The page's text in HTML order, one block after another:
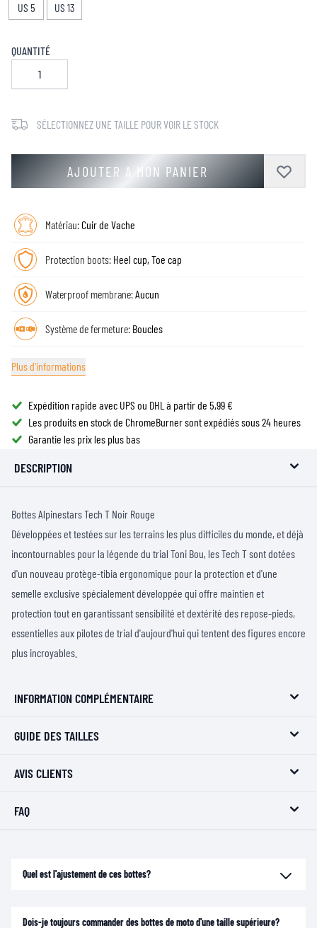
US 5
US 13
QUANTITÉ
SÉLECTIONNEZ UNE TAILLE POUR VOIR LE STOCK
AJOUTER A MON PANIER
Matériau:Cuir de Vache
Protection boots: Heel cup, Toe cap
Waterproof membrane:Aucun
Système de fermeture: Boucles
Plus d'informations
Expédition rapide avec UPS ou DHL à partir de 5,99 €
Les produits en stock de ChromeBurner sont expédiés sous 24 heures
Garantie les prix les plus bas
DESCRIPTION
Bottes Alpinestars Tech T Noir Rouge
Développées et testées sur les terrains les plus difficiles du monde, et déjà
incontournables pour la légende du trial Toni Bou, les Tech T sont dotées
d'un nouveau protège-tibia ergonomique pour la protection et d'une
semelle exclusive spécialement développée qui offre maintien et
protection tout en garantissant sensibilité et dextérité des repose-pieds,
essentielles aux pilotes de trial d'aujourd'hui qui tentent des figures encore
plus incroyables.
INFORMATION COMPLÉMENTAIRE
GUIDE DES TAILLES
AVIS CLIENTS
FAQ
Quel est l'ajustement de ces bottes?
Dois-je toujours commander des bottes de moto d'une taille supérieure?